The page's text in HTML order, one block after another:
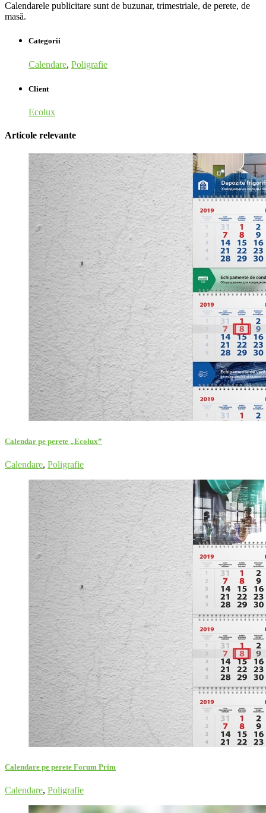
Calendarele publicitare sunt de buzunar, trimestriale, de perete, de
masă.
Categorii
Calendare, Poligrafie
Client
Ecolux
Articole relevante
Calendar pe perete „Ecolux”
Calendare, Poligrafie
Calendare pe perete Forum Prim
Calendare, Poligrafie